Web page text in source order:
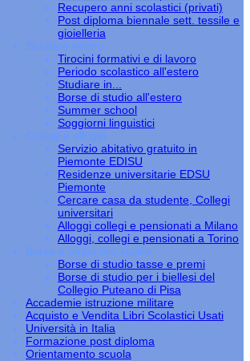
Recupero anni scolastici (privati)
Post diploma biennale sett. tessile e
gioielleria
Studiare estero
Tirocini formativi e di lavoro
Periodo scolastico all'estero
Studiare in...
Borse di studio all'estero
Summer school
Soggiorni linguistici
Collegi e alloggi
Servizio abitativo gratuito in
Piemonte EDISU
Residenze universitarie EDSU
Piemonte
Cercare casa da studente, Collegi
universitari
Alloggi collegi e pensionati a Milano
Alloggi, collegi e pensionati a Torino
Borse e diritto allo studio
Borse di studio tasse e premi
Borse di studio per i biellesi del
Collegio Puteano di Pisa
Accademie istruzione militare
Acquisto e Vendita Libri Scolastici Usati
Università in Italia
Formazione post diploma
Orientamento scuola